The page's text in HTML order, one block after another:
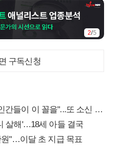
3/5
구독신청
이 이 꼴을"...또 소신 발언
살해'…18세 아들 결국
원"…이달 초 지급 목표